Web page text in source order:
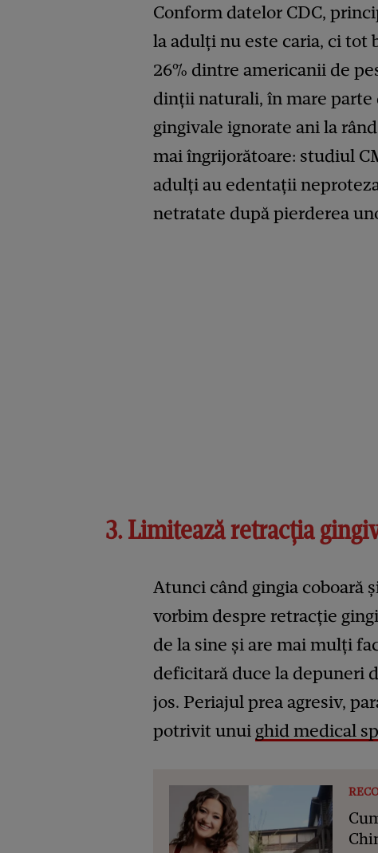
Conform datelor CDC,
la adulți nu este caria, ci tot
26% dintre americanii de
dinții naturali, în mare parte
gingivale ignorate ani la
mai îngrijorătoare: studiul
adulți au edentații
netratate după pierderea
3. Limitează retracția
Atunci când gingia coboară
vorbim despre retracție
de la sine și are mai mulți
deficitară duce la depuneri
jos. Periajul prea agresiv,
potrivit unui ghid medical